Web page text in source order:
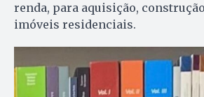
renda, para aquisição,
imóveis residenciais.